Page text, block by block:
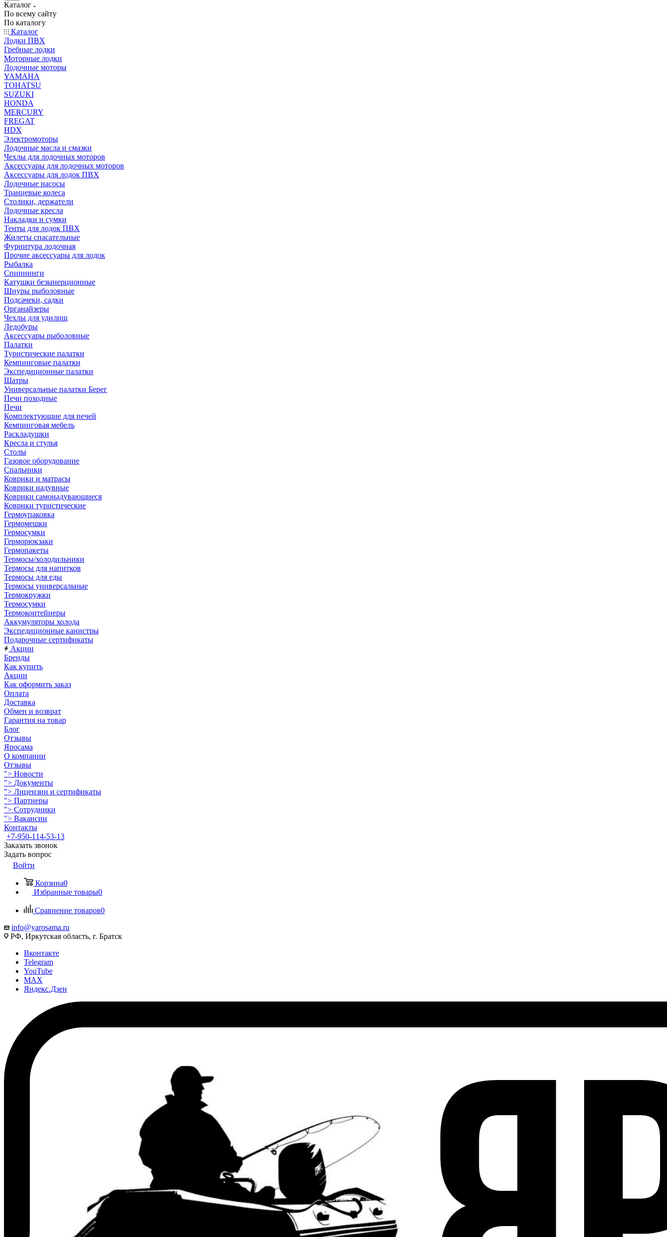
Каталог
По всему сайту
По каталогу
Каталог
Лодки ПВХ
Гребные лодки
Моторные лодки
Лодочные моторы
YAMAHA
TOHATSU
SUZUKI
HONDA
MERCURY
FREGAT
HDX
Электромоторы
Лодочные масла и смазки
Чехлы для лодочных моторов
Аксессуары для лодочных моторов
Аксессуары для лодок ПВХ
Лодочные насосы
Транцевые колеса
Столики, держатели
Лодочные кресла
Накладки и сумки
Тенты для лодок ПВХ
Жилеты спасательные
Фурнитура лодочная
Прочие аксессуары для лодок
Рыбалка
Спиннинги
Катушки безынерционные
Шнуры рыболовные
Подсачеки, садки
Органайзеры
Чехлы для удилищ
Ледобуры
Аксессуары рыболовные
Палатки
Туристические палатки
Кемпинговые палатки
Экспедиционные палатки
Шатры
Универсальные палатки Берег
Печи походные
Печи
Комплектующие для печей
Кемпинговая мебель
Раскладушки
Кресла и стулья
Столы
Газовое оборудование
Спальники
Коврики и матрасы
Коврики надувные
Коврики самонадувающиеся
Коврики туристические
Гермоупаковка
Гермомешки
Гермосумки
Герморюкзаки
Гермопакеты
Термосы/холодильники
Термосы для напитков
Термосы для еды
Термосы универсальные
Термокружки
Термосумки
Термоконтейнеры
Аккумуляторы холода
Экспедиционные канистры
Подарочные сертификаты
Акции
Бренды
Как купить
Акции
Как оформить заказ
Оплата
Доставка
Обмен и возврат
Гарантия на товар
Блог
Отзывы
Яросама
О компании
Отзывы
"> Новости
"> Документы
"> Лицензии и сертификаты
"> Партнеры
"> Сотрудники
"> Вакансии
Контакты
+7-950-114-53-13
Заказать звонок
Задать вопрос
Войти
Корзина0
Избранные товары0
Сравнение товаров0
info@yarosama.ru
РФ, Иркутская область, г. Братск
Вконтакте
Telegram
YouTube
MAX
Яндекс.Дзен